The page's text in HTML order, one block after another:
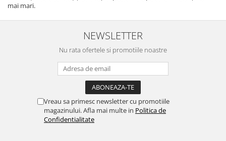
mai mari.
NEWSLETTER
Nu rata ofertele si promotiile noastre
Vreau sa primesc newsletter cu promotiile
magazinului. Afla mai multe in Politica de
Confidentialitate